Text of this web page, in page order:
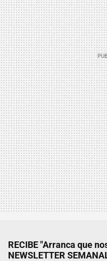
RECIBE "Arranca que
NEWSLETTER